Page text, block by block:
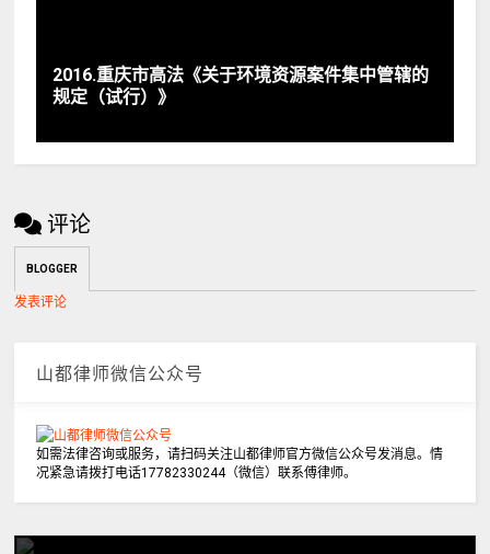
2016.重庆市高法《关于环境资源案件集中管辖的
规定（试行）》
评论
BLOGGER
发表评论
山都律师微信公众号
如需法律咨询或服务，请扫码关注山都律师官方微信公众号发消息。情
况紧急请拨打电话17782330244（微信）联系傅律师。